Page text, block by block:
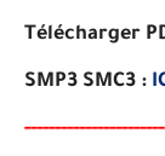
Télécharger
SMP3 SMC3 :
------------------